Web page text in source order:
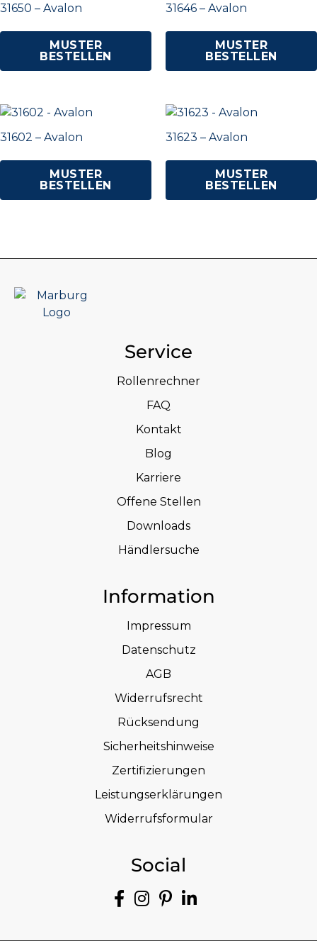
31650 – Avalon
MUSTER
BESTELLEN
31646 – Avalon
MUSTER
BESTELLEN
31602 – Avalon
MUSTER
BESTELLEN
31623 – Avalon
MUSTER
BESTELLEN
Service
Rollenrechner
FAQ
Kontakt
Blog
Karriere
Offene Stellen
Downloads
Händlersuche
Information
Impressum
Datenschutz
AGB
Widerrufsrecht
Rücksendung
Sicherheitshinweise
Zertifizierungen
Leistungserklärungen
Widerrufsformular
Social